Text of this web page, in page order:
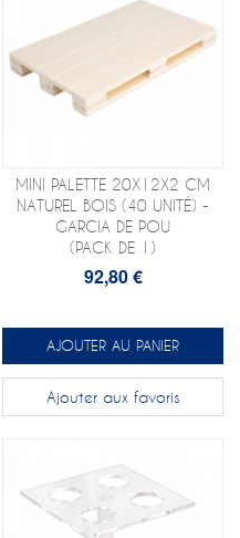
MINI PALETTE 20X12X2 CM
NATUREL BOIS (40 UNITÉ) -
GARCIA DE POU
(PACK DE 1)
92,80 €
AJOUTER AU PANIER
Ajouter aux favoris